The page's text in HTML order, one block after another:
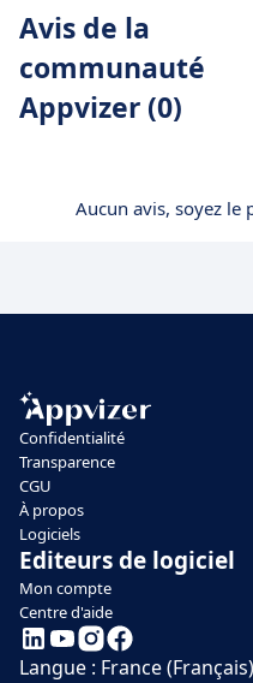
Avis de la
communauté
Appvizer (0)
Aucun avis, soyez le
Confidentialité
Transparence
CGU
À propos
Logiciels
Editeurs de logiciel
Mon compte
Centre d'aide
Langue : France (Français)